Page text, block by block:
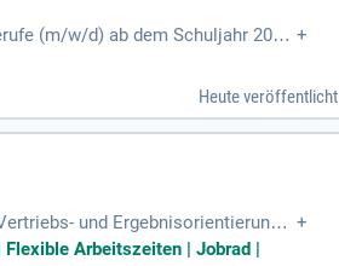
(m/w/d) ab dem Schuljahr 202
Talente in den Bereichen Industri
Zu Ihren Aufgaben gehört die
Gestalten Sie Zukunft mit un
+
Heute veröffentlicht
und Ergebnisorientierung: +
Arbeitszeiten | Jobrad |